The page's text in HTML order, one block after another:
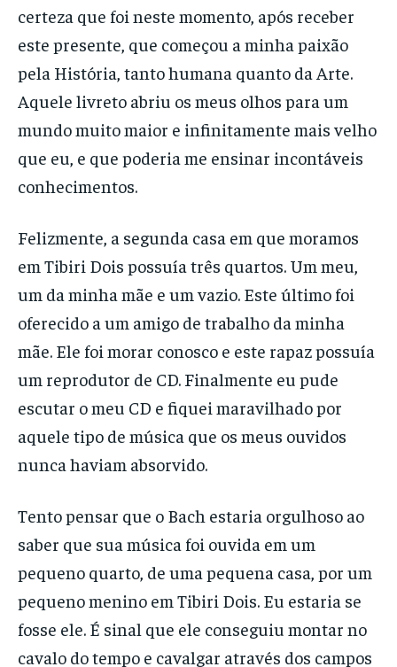
certeza que foi neste momento, após receber
este presente, que começou a minha paixão
pela História, tanto humana quanto da Arte.
Aquele livreto abriu os meus olhos para um
mundo muito maior e infinitamente mais velho
que eu, e que poderia me ensinar incontáveis
conhecimentos.
Felizmente, a segunda casa em que moramos
em Tibiri Dois possuía três quartos. Um meu,
um da minha mãe e um vazio. Este último foi
oferecido a um amigo de trabalho da minha
mãe. Ele foi morar conosco e este rapaz possuía
um reprodutor de CD. Finalmente eu pude
escutar o meu CD e fiquei maravilhado por
aquele tipo de música que os meus ouvidos
nunca haviam absorvido.
Tento pensar que o Bach estaria orgulhoso ao
saber que sua música foi ouvida em um
pequeno quarto, de uma pequena casa, por um
pequeno menino em Tibiri Dois. Eu estaria se
fosse ele. É sinal que ele conseguiu montar no
cavalo do tempo e cavalgar através dos campos